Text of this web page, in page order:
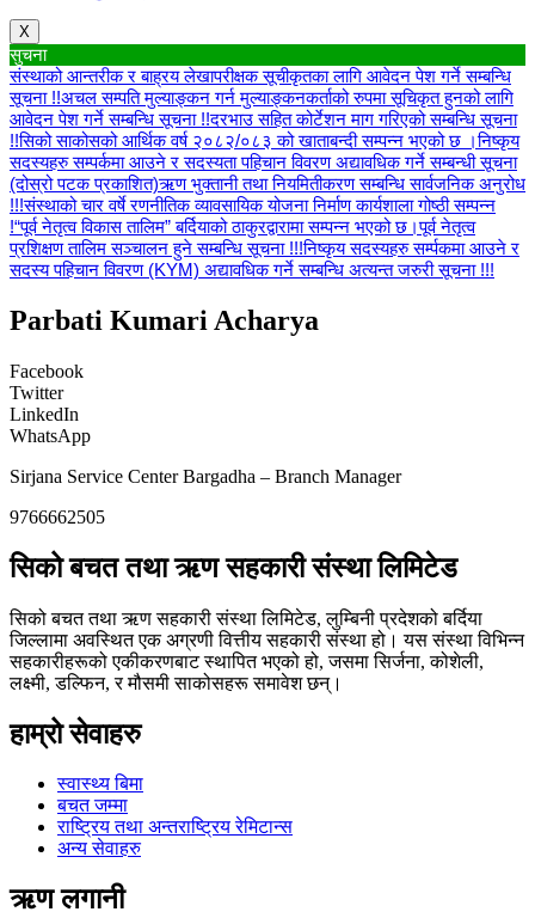
X
सुचना
संस्थाको आन्तरीक र बाह्रय लेखापरीक्षक सूचीकृतका लागि आवेदन पेश गर्ने सम्बन्धि
सूचना !!अचल सम्पति मुल्याङ्कन गर्न मुल्याङ्कनकर्ताको रुपमा सूचिकृत हुनको लागि
आवेदन पेश गर्ने सम्बन्धि सूचना !!दरभाउ सहित कोर्टेशन माग गरिएको सम्बन्धि सूचना
!!सिको साकोसको आर्थिक वर्ष २०८२/०८३ को खाताबन्दी सम्पन्न भएको छ ।निष्कृय
सदस्यहरु सम्पर्कमा आउने र सदस्यता पहिचान विवरण अद्यावधिक गर्ने सम्बन्धी सूचना
(दोस्रो पटक प्रकाशित)ऋण भुक्तानी तथा नियमितीकरण सम्बन्धि सार्वजनिक अनुरोध
!!!संस्थाको चार वर्षे रणनीतिक व्यावसायिक योजना निर्माण कार्यशाला गोष्ठी सम्पन्न
!“पूर्व नेतृत्व विकास तालिम” बर्दियाको ठाकुरद्वारामा सम्पन्न भएको छ।पूर्व नेतृत्व
प्रशिक्षण तालिम सञ्चालन हुने सम्बन्धि सूचना !!!निष्कृय सदस्यहरु सर्म्पकमा आउने र
सदस्य पहिचान विवरण (KYM) अद्यावधिक गर्ने सम्बन्धि अत्यन्त जरुरी सूचना !!!
Parbati Kumari Acharya
Facebook
Twitter
LinkedIn
WhatsApp
Sirjana Service Center Bargadha – Branch Manager
9766662505
सिको बचत तथा ऋण सहकारी संस्था लिमिटेड
सिको बचत तथा ऋण सहकारी संस्था लिमिटेड, लुम्बिनी प्रदेशको बर्दिया
जिल्लामा अवस्थित एक अग्रणी वित्तीय सहकारी संस्था हो। यस संस्था विभिन्न
सहकारीहरूको एकीकरणबाट स्थापित भएको हो, जसमा सिर्जना, कोशेली,
लक्ष्मी, डल्फिन, र मौसमी साकोसहरू समावेश छन्।
हाम्रो सेवाहरु
स्वास्थ्य बिमा
बचत जम्मा
राष्ट्रिय तथा अन्तराष्ट्रिय रेमिटान्स
अन्य सेवाहरु
ऋण लगानी